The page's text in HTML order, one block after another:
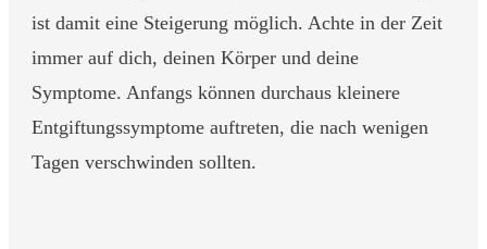
ist damit eine Steigerung möglich. Achte in der Zeit
immer auf dich, deinen Körper und deine
Symptome. Anfangs können durchaus kleinere
Entgiftungssymptome auftreten, die nach wenigen
Tagen verschwinden sollten.